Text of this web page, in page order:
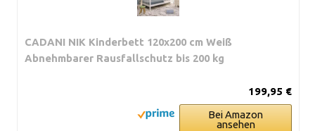
CADANI NIK Kinderbett 120x200 cm Weiß
Abnehmbarer Rausfallschutz bis 200 kg
199,95 €
Bei Amazon
ansehen